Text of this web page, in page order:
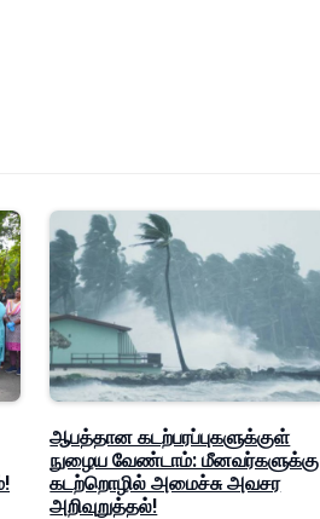
ஆபத்தான கடற்பரப்புகளுக்குள்
நுழைய வேண்டாம்: மீனவர்களுக்கு
கடற்றொழில் அமைச்சு அவசர
அறிவுறுத்தல்!